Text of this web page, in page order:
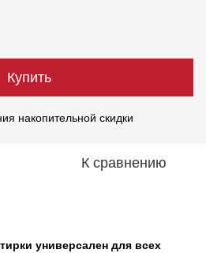
Купить
накопительной скидки
К сравнению
универсален для всех